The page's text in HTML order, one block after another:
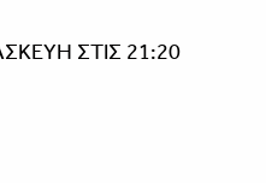
ΣΤΙΣ 21:20